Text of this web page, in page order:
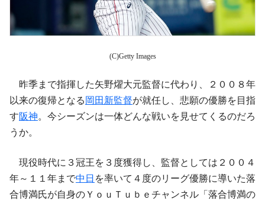
(C)Getty Images
昨季まで指揮した矢野燿大元監督に代わり、２００８年
以来の復帰となる 岡田新監督が就任し、悲願の優勝を目指
す阪神。今シーズンは一体どんな戦いを見せてくるのだろ
うか。
現役時代に３冠王を３度獲得し、監督としては２００４
年～１１年まで中日 を率いて４度のリーグ優勝に導いた落
合博満氏が自身のＹｏｕＴｕｂｅチャンネル「落合博満の